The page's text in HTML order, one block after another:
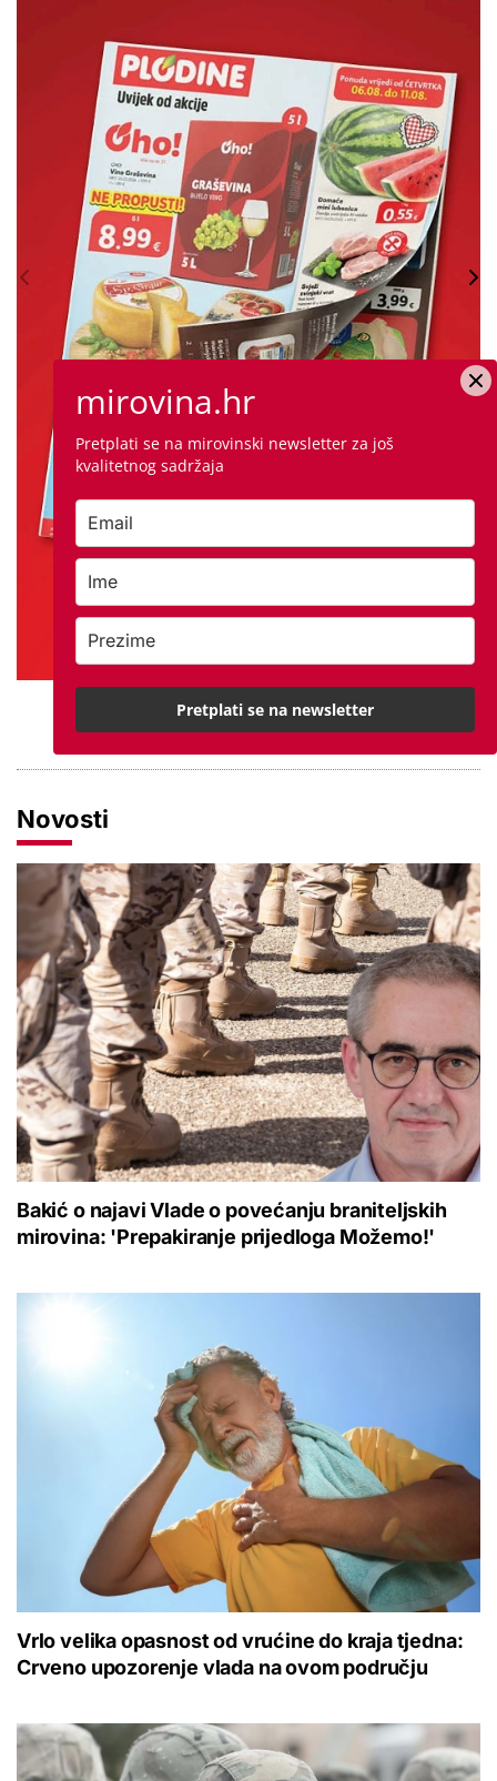
PROVJERITE PONUDU
Novosti
Bakić o najavi Vlade o povećanju braniteljskih
mirovina: 'Prepakiranje prijedloga Možemo!'
Vrlo velika opasnost od vrućine do kraja tjedna:
Crveno upozorenje vlada na ovom području
mirovina.hr
Pretplati se na mirovinski newsletter za još
kvalitetnog sadržaja
Pretplati se na newsletter